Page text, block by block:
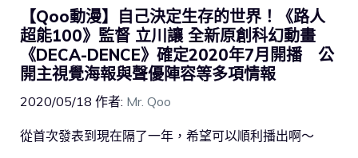
【Qoo動漫】自己決定生存的世界！《路人
超能100》監督 立川讓 全新原創科幻動畫
《DECA-DENCE》確定2020年7月開播 公
開主視覺海報與聲優陣容等多項情報
2020/05/18 作者: Mr. Qoo
從首次發表到現在隔了一年，希望可以順利播出啊～